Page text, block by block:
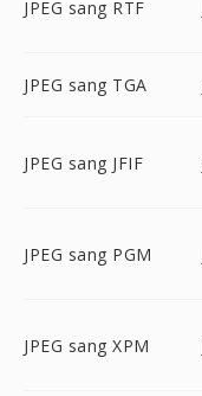
JPEG sang RTF
JPEG sang TGA
JPEG sang JFIF
JPEG sang PGM
JPEG sang XPM